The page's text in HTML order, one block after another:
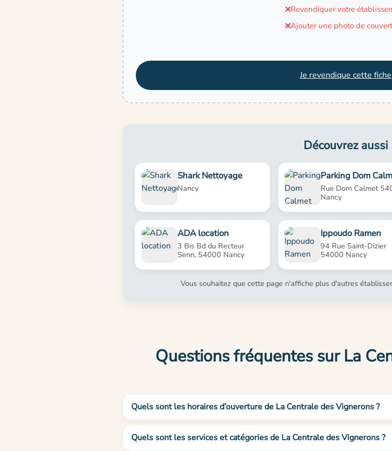
❌Revendiquer votre
❌Ajouter une photo de
Je revendique cette fiche
Découvrez aussi
Shark Nettoyage
Nancy
Parking Dom
Rue Dom Calmet
Nancy
ADA location
3 Bis Bd du Recteur
Senn, 54000 Nancy
Ippoudo Ramen
94 Rue Saint-Dizier
54000 Nancy
Vous souhaitez que cette page n'affiche plus d'autres
Questions fréquentes sur La
Quels sont les horaires d’ouverture de La Centrale des Vignerons ?
Quels sont les services et catégories de La Centrale des Vignerons ?